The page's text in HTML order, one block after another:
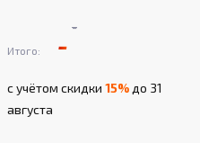
Итого: -
-
с учётом скидки 15%до 31
августа